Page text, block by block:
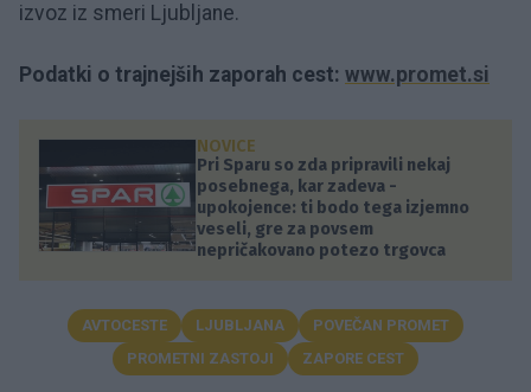
izvoz iz smeri Ljubljane.
Podatki o trajnejših zaporah cest: www.promet.si
NOVICE
Pri Sparu so zda pripravili nekaj
posebnega, kar zadeva -
upokojence: ti bodo tega izjemno
veseli, gre za povsem
nepričakovano potezo trgovca
AVTOCESTE LJUBLJANA
POVEČAN PROMET
PROMETNI ZASTOJI
ZAPORE CEST